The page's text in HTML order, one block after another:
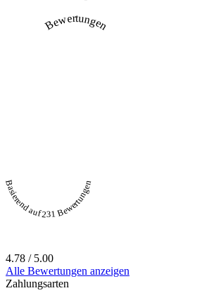
Bewertungen
Basierend auf 231 Bewertungen
4.78 / 5.00
Alle Bewertungen anzeigen
Zahlungsarten